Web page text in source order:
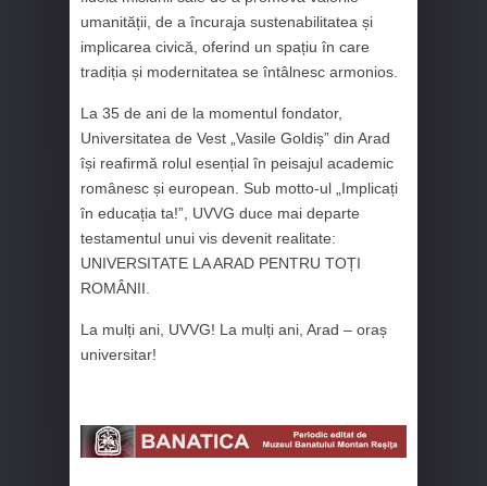
umanității, de a încuraja sustenabilitatea și
implicarea civică, oferind un spațiu în care
tradiția și modernitatea se întâlnesc armonios.
La 35 de ani de la momentul fondator,
Universitatea de Vest „Vasile Goldiș” din Arad
își reafirmă rolul esențial în peisajul academic
românesc și european. Sub motto-ul „Implicați
în educația ta!”, UVVG duce mai departe
testamentul unui vis devenit realitate:
UNIVERSITATE LA ARAD PENTRU TOȚI
ROMÂNII.
La mulți ani, UVVG! La mulți ani, Arad – oraș
universitar!